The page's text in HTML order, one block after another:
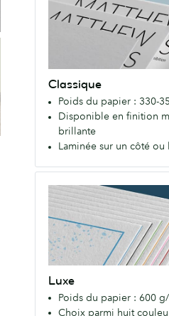
Classique
Poids du papier : 330-
Disponible en finition
brillante
Laminée sur un côté ou
papier
gamme
d'un
excellent
rapport
qualité-
pour
tous.
Finition
Brillante
Mate
Luxe
Poids du papier : 600
Choix parmi huit
Exceptionnellement
épais
haut
gamme,
avec